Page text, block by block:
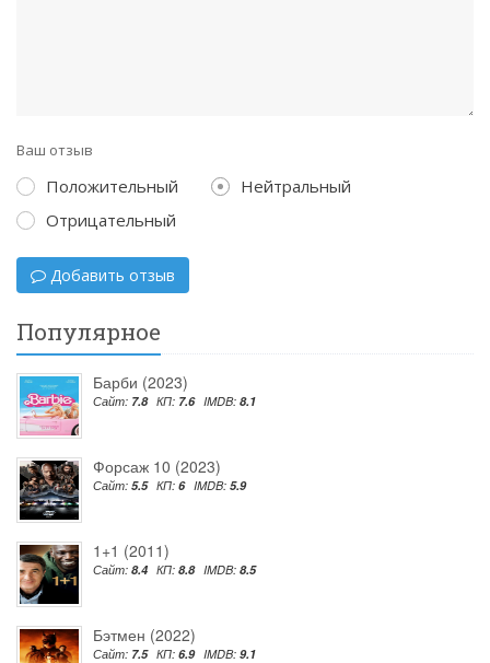
Ваш отзыв
Положительный
Нейтральный
Отрицательный
Добавить отзыв
Популярное
Барби (2023)
Сайт: 7.8 КП: 7.6 IMDB: 8.1
Форсаж 10 (2023)
Сайт: 5.5 КП: 6 IMDB: 5.9
1+1 (2011)
Сайт: 8.4 КП: 8.8 IMDB: 8.5
Бэтмен (2022)
Сайт: 7.5 КП: 6.9 IMDB: 9.1